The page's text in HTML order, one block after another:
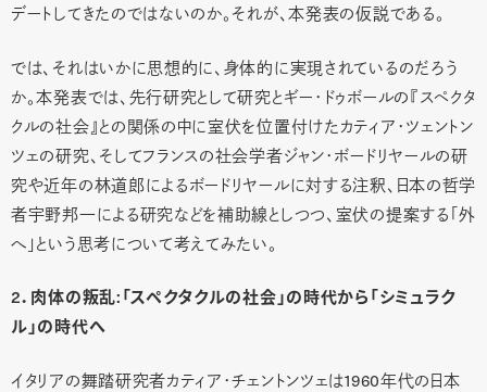
デートしてきたのではないのか。それが、本発表の仮説である。
では、それはいかに思想的に、身体的に実現されているのだろう
か。本発表では、先行研究として研究とギー・ドゥボールの『スペクタ
クルの社会』との関係の中に室伏を位置付けたカティア・ツェントン
ツェの研究、そしてフランスの社会学者ジャン・ボードリヤールの研
究や近年の林道郎によるボードリヤールに対する注釈、日本の哲学
者宇野邦一による研究などを補助線としつつ、室伏の提案する「外
へ」という思考について考えてみたい。
2．肉体の叛乱:「スペクタクルの社会」の時代から「シミュラク
ル」の時代へ
イタリアの舞踏研究者カティア・チェントンツェは1960年代の日本